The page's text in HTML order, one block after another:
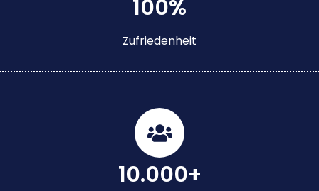
100%
Zufriedenheit
10.000+